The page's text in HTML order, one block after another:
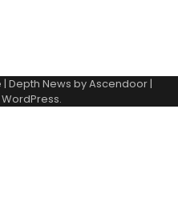
| Depth News byAscendoor|
WordPress.